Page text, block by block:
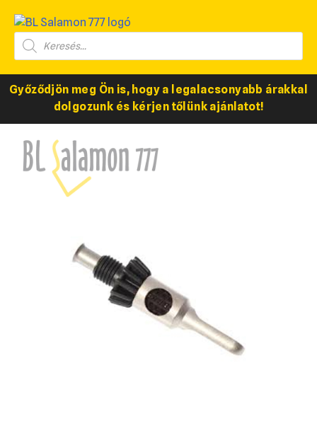
Győződjön meg Ön is, hogy a legalacsonyabb árakkal
dolgozunk és kérjen tőlünk ajánlatot!